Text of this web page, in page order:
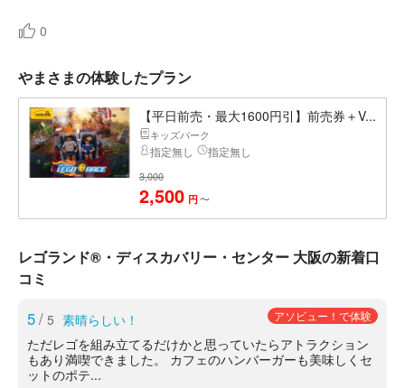
0
やまさまの体験したプラン
【平日前売・最大1600円引】前売券＋V...
キッズパーク
指定無し 指定無し
3,000
2,500 円 〜
レゴランド®・ディスカバリー・センター 大阪の新着口
コミ
5/ 5 素晴らしい！ アソビュー！で体験
ただレゴを組み立てるだけかと思っていたらアトラクション
もあり満喫できました。 カフェのハンバーガーも美味しくセ
ットのポテ...